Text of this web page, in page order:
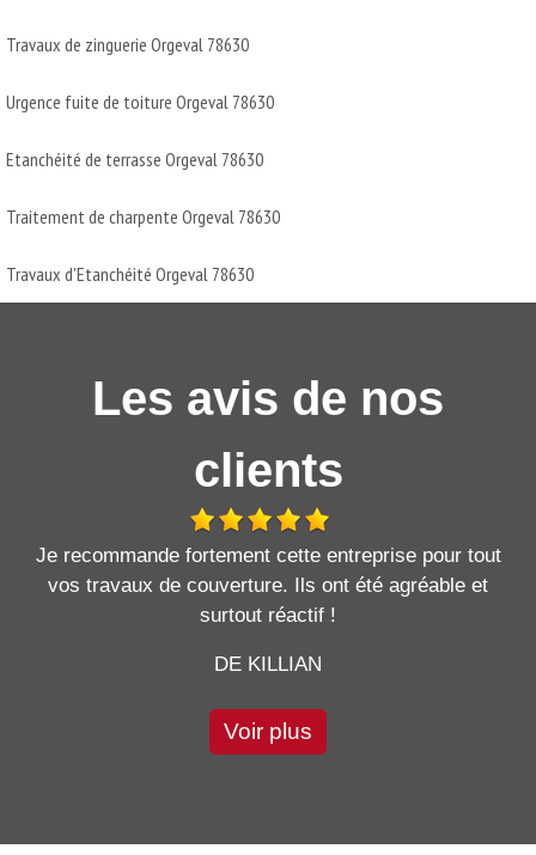
Travaux de zinguerie Orgeval 78630
Urgence fuite de toiture Orgeval 78630
Etanchéité de terrasse Orgeval 78630
Traitement de charpente Orgeval 78630
Travaux d'Etanchéité Orgeval 78630
Les avis de nos
clients
Je recommande fortement cette entreprise pour tout
vos travaux de couverture. Ils ont été agréable et
surtout réactif !
DE KILLIAN
Voir plus